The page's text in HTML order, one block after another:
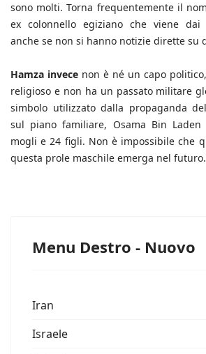
sono molti. Torna frequentemente il
ex colonnello egiziano che viene dai
anche se non si hanno notizie dirette su
Hamza invece non è né un capo
religioso e non ha un passato militare
simbolo utilizzato dalla propaganda
sul piano familiare, Osama Bin
mogli e 24 figli. Non è impossibile che
questa prole maschile emerga nel futuro.
Menu Destro - Nuovo
Iran
Israele